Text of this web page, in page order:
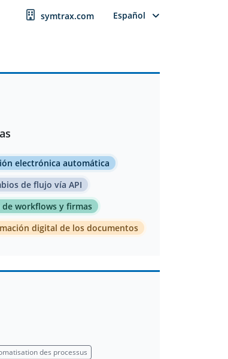
symtrax.com Español
electrónica automática
de flujo vía API
de workflows y firmas
digital de los documentos
des processus